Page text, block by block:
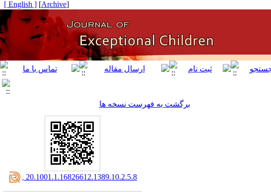
[
Archive
]
[ English ]
برگشت به فهرست نسخه ها
‎ 20.1001.1.16826612.1389.10.2.5.8